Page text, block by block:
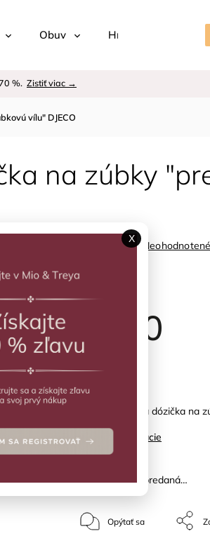
Obuv Hračky
%. Zistiť viac →
vílu" DJECO
na zúbky
Neohodnotené
€5,50
Modrá pastelová dózička na
Detailné informácie
Položka bola vypredaná…
VYPREDANÉ
Opýtať sa
X